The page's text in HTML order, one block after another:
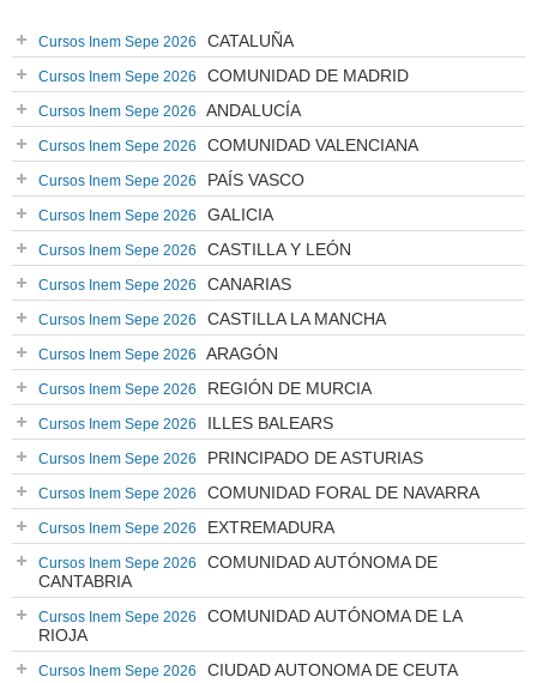
Cursos Inem Sepe 2026 CATALUÑA
Cursos Inem Sepe 2026 COMUNIDAD DE MADRID
Cursos Inem Sepe 2026 ANDALUCÍA
Cursos Inem Sepe 2026 COMUNIDAD VALENCIANA
Cursos Inem Sepe 2026 PAÍS VASCO
Cursos Inem Sepe 2026 GALICIA
Cursos Inem Sepe 2026 CASTILLA Y LEÓN
Cursos Inem Sepe 2026 CANARIAS
Cursos Inem Sepe 2026 CASTILLA LA MANCHA
Cursos Inem Sepe 2026 ARAGÓN
Cursos Inem Sepe 2026 REGIÓN DE MURCIA
Cursos Inem Sepe 2026 ILLES BALEARS
Cursos Inem Sepe 2026 PRINCIPADO DE ASTURIAS
Cursos Inem Sepe 2026 COMUNIDAD FORAL DE NAVARRA
Cursos Inem Sepe 2026 EXTREMADURA
Cursos Inem Sepe 2026
COMUNIDAD AUTÓNOMA DE
CANTABRIA
Cursos Inem Sepe 2026
COMUNIDAD AUTÓNOMA DE LA
RIOJA
Cursos Inem Sepe 2026 CIUDAD AUTONOMA DE CEUTA